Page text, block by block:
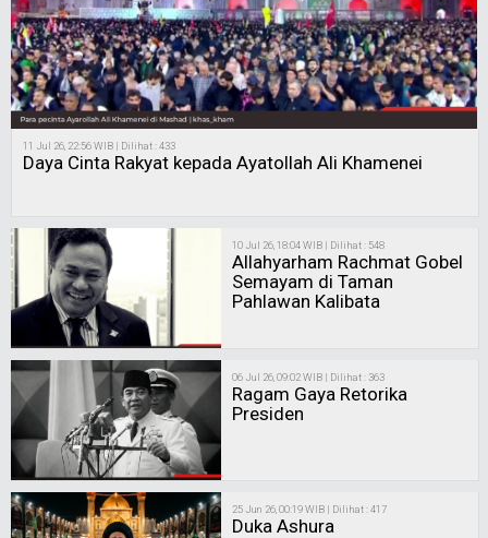
11 Jul 26, 22:56 WIB | Dilihat : 433
Daya Cinta Rakyat kepada Ayatollah Ali Khamenei
10 Jul 26, 18:04 WIB | Dilihat : 548
Allahyarham Rachmat Gobel
Semayam di Taman
Pahlawan Kalibata
06 Jul 26, 09:02 WIB | Dilihat : 363
Ragam Gaya Retorika
Presiden
25 Jun 26, 00:19 WIB | Dilihat : 417
Duka Ashura